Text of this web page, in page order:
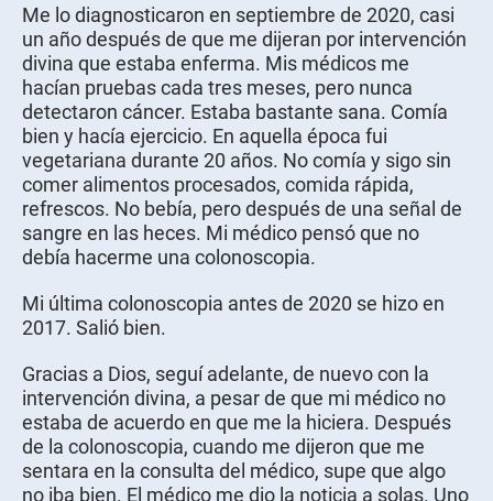
Me lo diagnosticaron en septiembre de 2020, casi
un año después de que me dijeran por intervención
divina que estaba enferma. Mis médicos me
hacían pruebas cada tres meses, pero nunca
detectaron cáncer. Estaba bastante sana. Comía
bien y hacía ejercicio. En aquella época fui
vegetariana durante 20 años. No comía y sigo sin
comer alimentos procesados, comida rápida,
refrescos. No bebía, pero después de una señal de
sangre en las heces. Mi médico pensó que no
debía hacerme una colonoscopia.
Mi última colonoscopia antes de 2020 se hizo en
2017. Salió bien.
Gracias a Dios, seguí adelante, de nuevo con la
intervención divina, a pesar de que mi médico no
estaba de acuerdo en que me la hiciera. Después
de la colonoscopia, cuando me dijeron que me
sentara en la consulta del médico, supe que algo
no iba bien. El médico me dio la noticia a solas. Uno